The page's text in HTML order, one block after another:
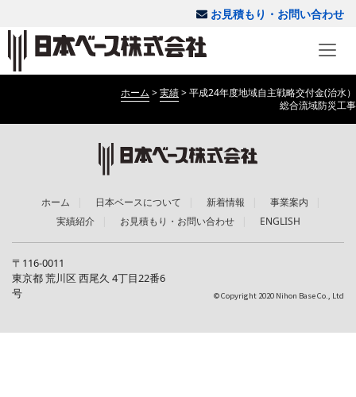
お見積もり・お問い合わせ
ホーム >実績>平成24年度地域自主戦略交付金(治水）
総合流域防災工事
ホーム 日本ベースについて 新着情報
事業案内
実績紹介
お見積もり・お問い合わせ ENGLISH
〒116-0011
東京都 荒川区 西尾久 4丁目22番6
号
© Copyright 2020 Nihon Base Co., Ltd